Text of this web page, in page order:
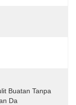
Buatan Tanpa
Da